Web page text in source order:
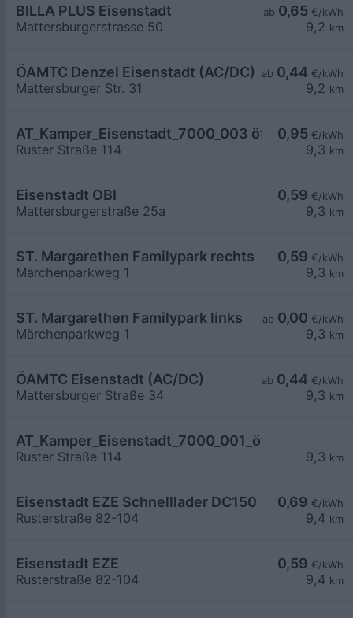
ab 0,65 €/kWh
9,2 km
BILLA PLUS Eisenstadt
Mattersburgerstrasse 50
ab 0,44 €/kWh
9,2 km
ÖAMTC Denzel Eisenstadt (AC/DC)
Mattersburger Str. 31
0,95 €/kWh
9,3 km
AT_Kamper_Eisenstadt_7000_003 öffentlich
Ruster Straße 114
0,59 €/kWh
9,3 km
Eisenstadt OBI
Mattersburgerstraße 25a
0,59 €/kWh
9,3 km
ST. Margarethen Familypark rechts
Märchenparkweg 1
ab 0,00 €/kWh
9,3 km
ST. Margarethen Familypark links
Märchenparkweg 1
ab 0,44 €/kWh
9,3 km
ÖAMTC Eisenstadt (AC/DC)
Mattersburger Straße 34
9,3 km
AT_Kamper_Eisenstadt_7000_001_öffentlich
Ruster Straße 114
0,69 €/kWh
9,4 km
Eisenstadt EZE Schnelllader DC150
Rusterstraße 82-104
0,59 €/kWh
9,4 km
Eisenstadt EZE
Rusterstraße 82-104